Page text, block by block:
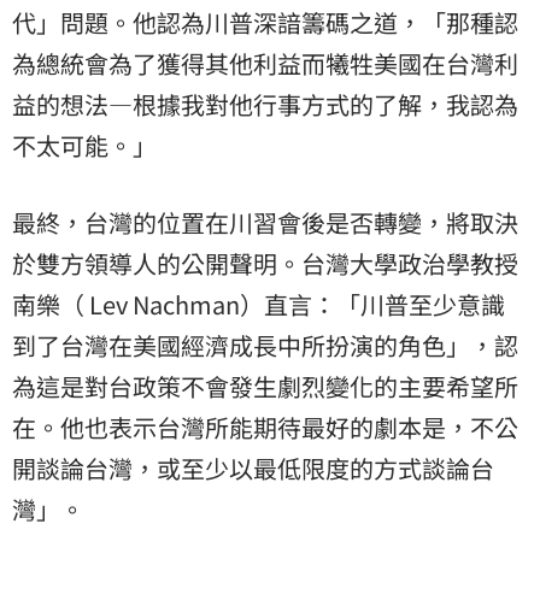
代」問題。他認為川普深諳籌碼之道，「那種認
為總統會為了獲得其他利益而犧牲美國在台灣利
益的想法—根據我對他行事方式的了解，我認為
不太可能。」
最終，台灣的位置在川習會後是否轉變，將取決
於雙方領導人的公開聲明。台灣大學政治學教授
南樂（ Lev Nachman）直言：「川普至少意識
到了台灣在美國經濟成長中所扮演的角色」，認
為這是對台政策不會發生劇烈變化的主要希望所
在。他也表示台灣所能期待最好的劇本是，不公
開談論台灣，或至少以最低限度的方式談論台
灣」。